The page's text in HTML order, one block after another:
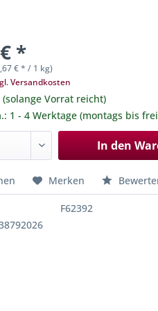
*
€ * / 1 kg)
Versandkosten
Vorrat reicht)
1 - 4 Werktage (montags bis
In den
Merken
F62392